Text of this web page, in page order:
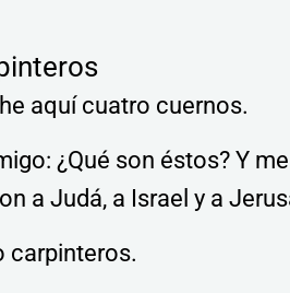
aquí cuatro cuernos.
¿Qué son éstos? Y
a Judá, a Israel y a
carpinteros.